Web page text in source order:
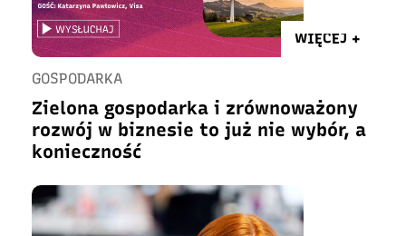
WIĘCEJ +
GOSPODARKA
Zielona gospodarka i zrównoważony
rozwój w biznesie to już nie wybór, a
konieczność